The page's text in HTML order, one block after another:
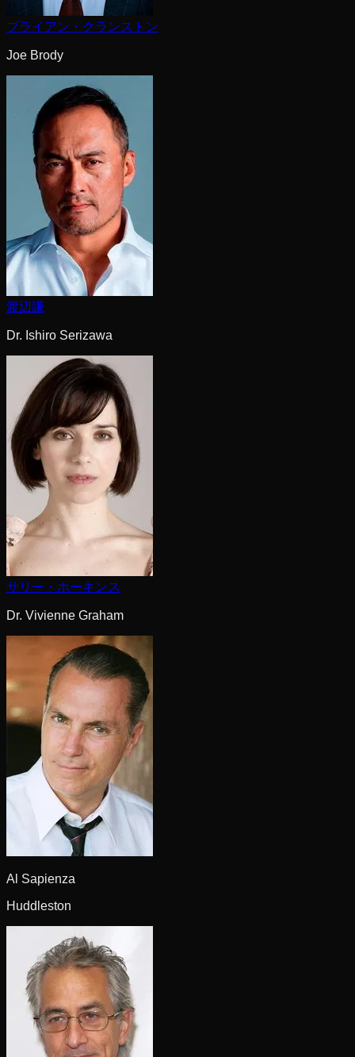
ブライアン・クランストン
Joe Brody
渡辺謙
Dr. Ishiro Serizawa
サリー・ホーキンス
Dr. Vivienne Graham
Al Sapienza
Huddleston